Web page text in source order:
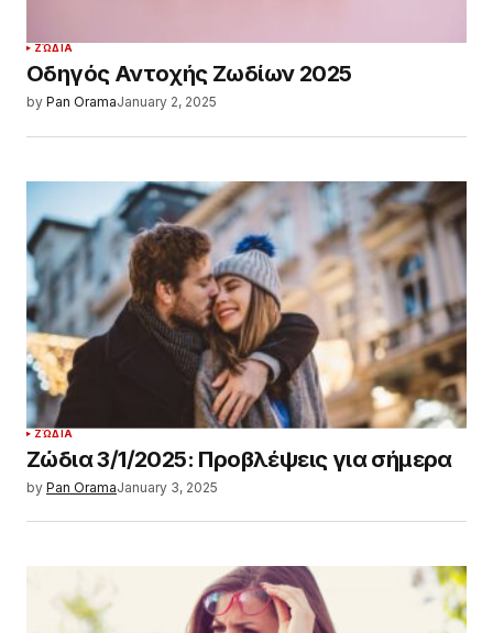
ΖΏΔΙΑ
Οδηγός Αντοχής Ζωδίων 2025
by Pan OramaJanuary 2, 2025
ΖΏΔΙΑ
Ζώδια 3/1/2025: Προβλέψεις για σήμερα
by Pan OramaJanuary 3, 2025